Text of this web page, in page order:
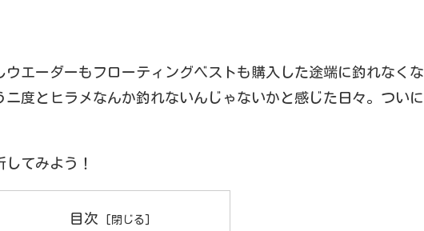
エーダーもフローティングベストも購入した途端に釣れなくな
度とヒラメなんか釣れないんじゃないかと感じた日々。ついに
てみよう！
目次